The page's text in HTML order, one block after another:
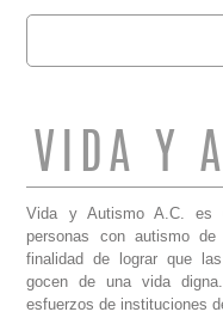
Buscar
VIDA Y
Vida y Autismo A.C. es
personas con autismo
finalidad de lograr que
gocen de una vida
esfuerzos de instituciones